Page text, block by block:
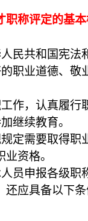
职称评定的基
民共和国宪法
职业道德、敬
作，认真履行
继续教育。
定需要取得职
资格。
员申报各级职
还应具备以下